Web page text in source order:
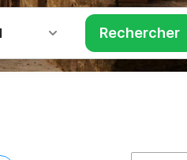
Rechercher